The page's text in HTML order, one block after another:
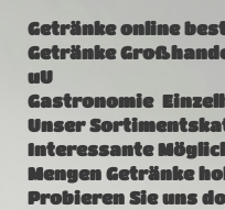
Getränke online
Getränke
uU
Gastronomie
Unser
Interessante
Mengen Getränke
Probieren Sie uns